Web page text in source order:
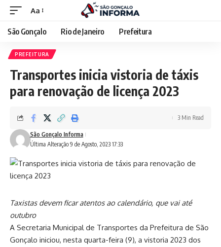
Aa
São Gonçalo Rio de Janeiro Prefeitura
PREFEITURA
Transportes inicia vistoria de táxis
para renovação de licença 2023
Última Alteração 9 de Agosto, 2023 17:33
São Gonçalo Informa
3 Min Read
Taxistas devem ficar atentos ao calendário, que vai até
outubro
A Secretaria Municipal de Transportes da Prefeitura de São
Gonçalo iniciou, nesta quarta-feira (9), a vistoria 2023 dos